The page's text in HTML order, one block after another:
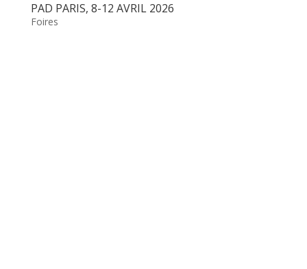
PAD PARIS, 8-12 AVRIL 2026
Foires